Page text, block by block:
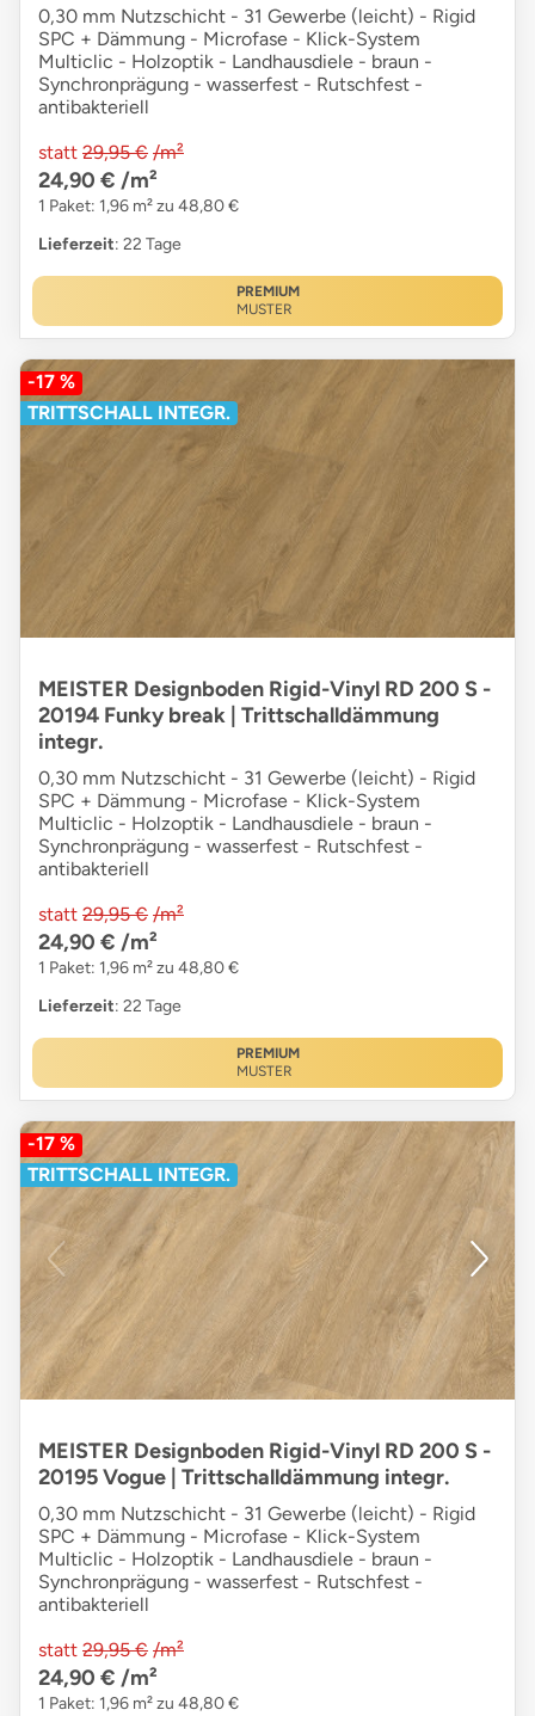
0,30 mm Nutzschicht - 31 Gewerbe (leicht) - Rigid
SPC + Dämmung - Microfase - Klick-System
Multiclic - Holzoptik - Landhausdiele - braun -
Synchronprägung - wasserfest - Rutschfest -
antibakteriell
statt 29,95 € /m²
24,90 € /m²
1 Paket: 1,96 m² zu 48,80 €
Lieferzeit: 22 Tage
PREMIUM
MUSTER
-17 %
TRITTSCHALL INTEGR.
MEISTER Designboden Rigid-Vinyl RD 200 S -
20194 Funky break | Trittschalldämmung
integr.
0,30 mm Nutzschicht - 31 Gewerbe (leicht) - Rigid
SPC + Dämmung - Microfase - Klick-System
Multiclic - Holzoptik - Landhausdiele - braun -
Synchronprägung - wasserfest - Rutschfest -
antibakteriell
statt 29,95 € /m²
24,90 € /m²
1 Paket: 1,96 m² zu 48,80 €
Lieferzeit: 22 Tage
PREMIUM
MUSTER
-17 %
TRITTSCHALL INTEGR.
MEISTER Designboden Rigid-Vinyl RD 200 S -
20195 Vogue | Trittschalldämmung integr.
0,30 mm Nutzschicht - 31 Gewerbe (leicht) - Rigid
SPC + Dämmung - Microfase - Klick-System
Multiclic - Holzoptik - Landhausdiele - braun -
Synchronprägung - wasserfest - Rutschfest -
antibakteriell
statt 29,95 € /m²
24,90 € /m²
1 Paket: 1,96 m² zu 48,80 €